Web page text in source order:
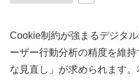
Cookie制約が強まるデジタ
ーザー行動分析の精度を維
な見直し」が求められます